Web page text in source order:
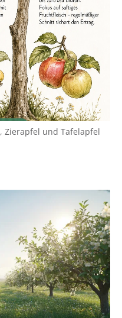
Zierapfel und Tafelapfel